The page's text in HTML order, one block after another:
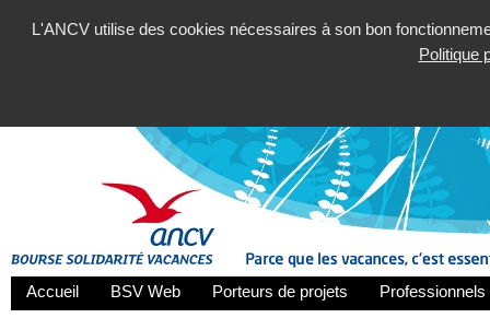
L'ANCV utilise des cookies nécessaires à son bon
Politique
Accueil BSV Web Porteurs de projets